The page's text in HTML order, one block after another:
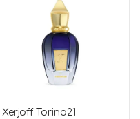
Xerjoff Torino21